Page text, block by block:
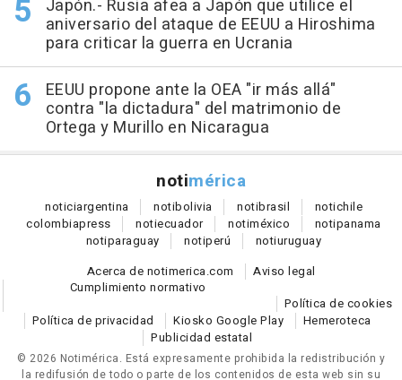
Japón.- Rusia afea a Japón que utilice el
aniversario del ataque de EEUU a Hiroshima
para criticar la guerra en Ucrania
EEUU propone ante la OEA "ir más allá"
contra "la dictadura" del matrimonio de
Ortega y Murillo en Nicaragua
notimérica
noticiargentina notibolivia notibrasil notichile
colombiapress notiecuador notiméxico notipanama
notiparaguay notiperú notiuruguay
Acerca de notimerica.com
Aviso legal
Cumplimiento normativo
Política de cookies
Política de privacidad
Kiosko Google Play
Hemeroteca
Publicidad estatal
© 2026 Notimérica. Está expresamente prohibida la redistribución y
la redifusión de todo o parte de los contenidos de esta web sin su